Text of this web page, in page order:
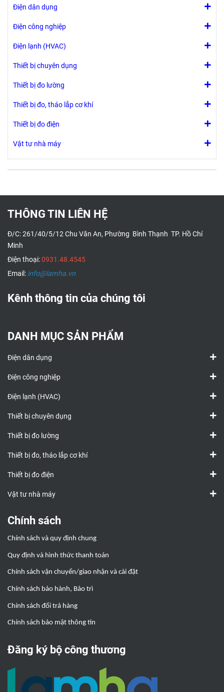
Điện dân dụng
Điện công nghiệp
Điện lạnh (HVAC)
Thiết bị chuyên dụng
Thiết bị đo lường
Thiết bị đo, tháo lắp cơ khí
Thiết bị đo điện
Vật tư nhà máy
THÔNG TIN LIÊN HỆ
Đ/C: 261/40/5/12 Chu Văn An, Phường Bình Thạnh TP. Hồ Chí
Minh
Điện thoại:0931.48.4545
Email: info@lamha.vn
Kênh thông tin của chúng tôi
DANH MỤC SẢN PHẨM
Điện dân dụng
Điện công nghiệp
Điện lạnh (HVAC)
Thiết bị chuyên dụng
Thiết bị đo lường
Thiết bị đo, tháo lắp cơ khí
Thiết bị đo điện
Vật tư nhà máy
Chính sách
Chính sách và quy định chung
Quy định và hình thức thanh toán
Chính sách vận chuyển/giao nhận và cài đặt
Chính sách bảo hành, Bảo trì
Chính sách đổi trả hàng
Chính sách bảo mật thông tin
Đăng ký bộ công thương